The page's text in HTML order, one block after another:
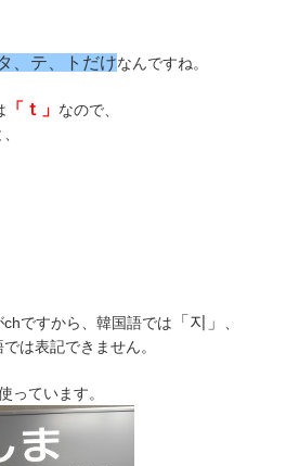
、テ、トだけなんですね。
「ｔ」 なので、
ですから、韓国語では 「지」 、
は表記できません。
っています。